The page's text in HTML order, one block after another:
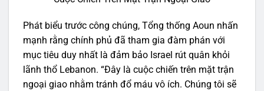
Phát biểu trước công chúng, Tổng thống Aoun nhấn
mạnh rằng chính phủ đã tham gia đàm phán với
mục tiêu duy nhất là đảm bảo Israel rút quân khỏi
lãnh thổ Lebanon. “Đây là cuộc chiến trên mặt trận
ngoại giao nhằm tránh đổ máu vô ích. Chúng tôi sẽ